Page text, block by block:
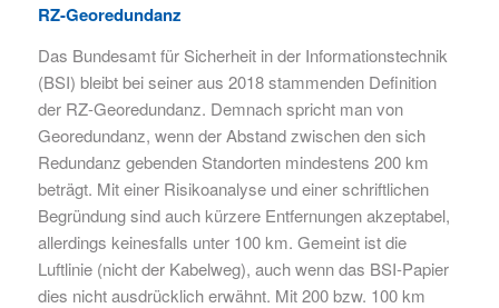
RZ-Georedundanz
Das Bundesamt für Sicherheit in der Informationstechnik
(BSI) bleibt bei seiner aus 2018stammenden Definition
der RZ-Georedundanz. Demnach spricht man von
Georedundanz, wenn der Abstand zwischen den sich
Redundanz gebenden Standorten mindestens 200 km
beträgt. Mit einer Risikoanalyse und einer schriftlichen
Begründung sind auch kürzere Entfernungen akzeptabel,
allerdings keinesfalls unter 100 km. Gemeint ist die
Luftlinie (nicht der Kabelweg), auch wenn das BSI-Papier
dies nicht ausdrücklich erwähnt. Mit 200 bzw. 100 km